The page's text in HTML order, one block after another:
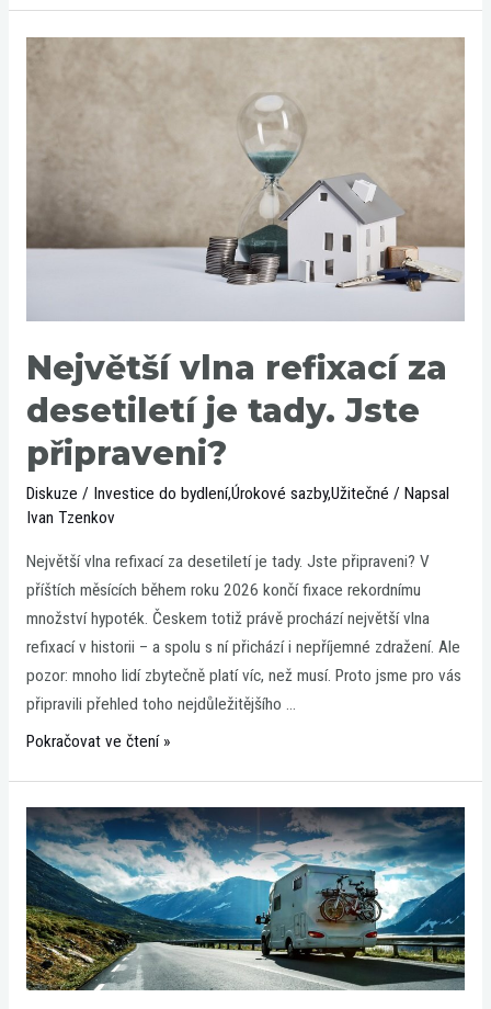
Největší vlna refixací za
desetiletí je tady. Jste
připraveni?
Diskuze / Investice do bydlení,Úrokové sazby,Užitečné / Napsal
Ivan Tzenkov
Největší vlna refixací za desetiletí je tady. Jste připraveni? V
příštích měsících během roku 2026 končí fixace rekordnímu
množství hypoték. Českem totiž právě prochází největší vlna
refixací v historii – a spolu s ní přichází i nepříjemné zdražení. Ale
pozor: mnoho lidí zbytečně platí víc, než musí. Proto jsme pro vás
připravili přehled toho nejdůležitějšího …
Největší
desetiletí
tady.
Jste
Pokračovat ve čtení »
Půjčujete
si
karavan,
vozík
nebo
nářadí?
Na